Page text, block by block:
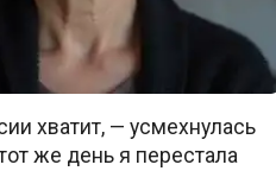
хватит, — усмехнулась
же день я перестала